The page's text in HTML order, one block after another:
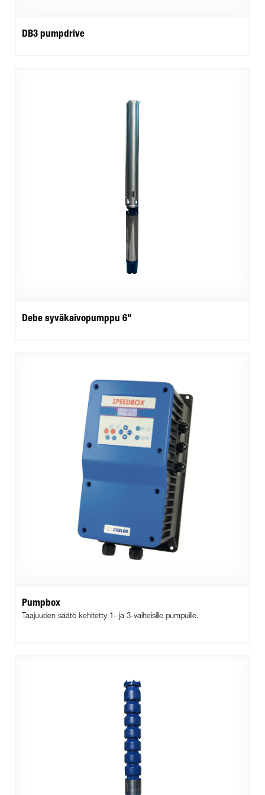
DB3 pumpdrive
Debe syväkaivopumppu 6"
Pumpbox
Taajuuden säätö kehitetty 1- ja 3-vaiheisille pumpuille.